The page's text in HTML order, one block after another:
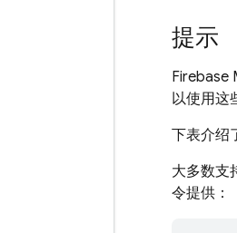
提示
Firebase
以使用这
下表介绍
大多数支
令提供：